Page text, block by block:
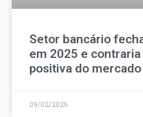
Setor bancário
em 2025 e
positiva do
09/02/2026